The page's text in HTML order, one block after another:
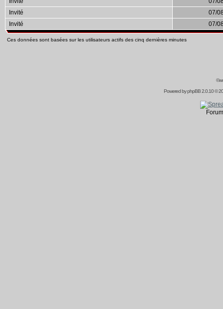
Invité
07/
Invité
07/
Ces données sont basées sur les utilisateurs actifs des cinq dernières minutes
Powered byphpBB2.0.10 ©